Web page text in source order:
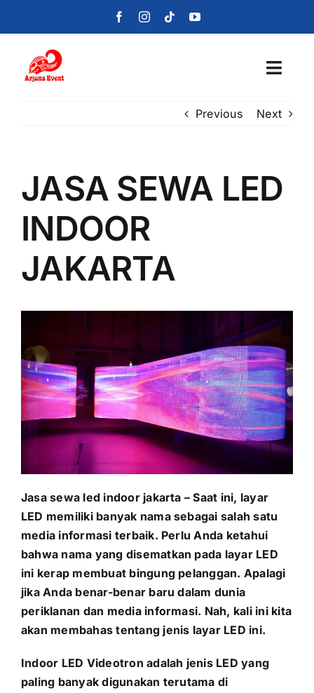
Beranda
Foto
PRICELIST
Hubungi Kami
Previous Next
JASA SEWA LED
INDOOR
JAKARTA
Jasa sewa led indoor jakarta – Saat ini, layar
LED memiliki banyak nama sebagai salah satu
media informasi terbaik. Perlu Anda ketahui
bahwa nama yang disematkan pada layar LED
ini kerap membuat bingung pelanggan. Apalagi
jika Anda benar-benar baru dalam dunia
periklanan dan media informasi. Nah, kali ini kita
akan membahas tentang jenis layar LED ini.
Indoor LED Videotron adalah jenis LED yang
paling banyak digunakan terutama di